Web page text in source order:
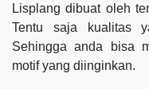
Lisplang dibuat oleh
Tentu saja kualitas
Sehingga anda bisa
motif yang diinginkan.